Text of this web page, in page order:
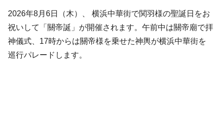
2026年8月6日（木）、 横浜中華街で関羽様の聖誕日をお
祝いして「關帝誕」が開催されます。午前中は關帝廟で拝
神儀式、17時からは關帝様を乗せた神輿が横浜中華街を
巡行パレードします。